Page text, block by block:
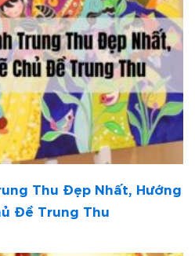
Thu Đẹp Nhất, Hướng
Đề Trung Thu